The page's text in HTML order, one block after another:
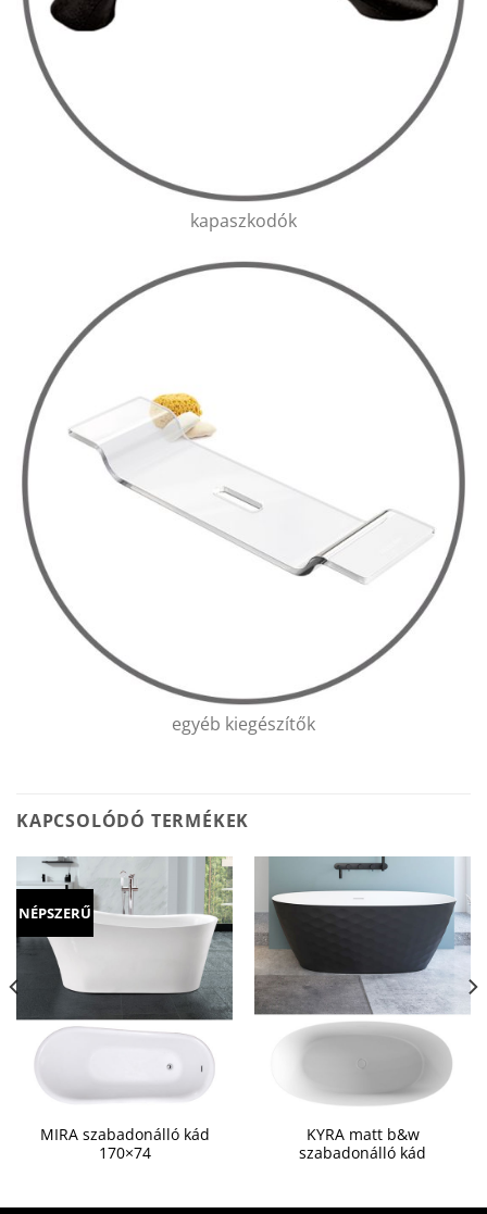
kapaszkodók
egyéb kiegészítők
KAPCSOLÓDÓ TERMÉKEK
NÉPSZERŰ
MIRA szabadonálló kád
170×74
KYRA matt b&w
szabadonálló kád